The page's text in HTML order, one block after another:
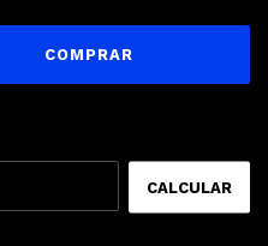
CALCULAR